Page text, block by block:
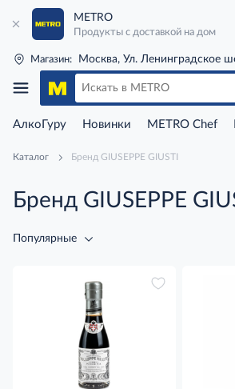
METRO
Продукты с доставкой на дом
Магазин: Москва, Ул. Ленинградское
АлкоГуру Новинки METRO Chef
Каталог Бренд GIUSEPPE GIUSTI
Бренд GIUSEPPE
Популярные